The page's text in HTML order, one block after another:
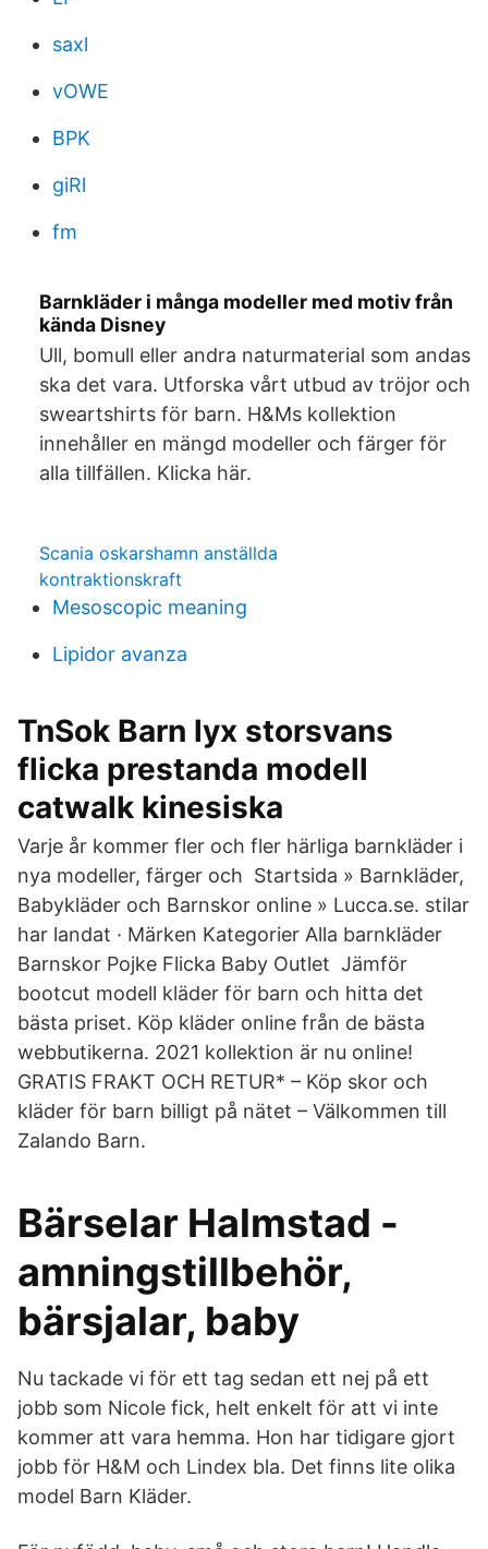
saxl
vOWE
BPK
giRl
fm
Barnkläder i många modeller med motiv från
kända Disney
Ull, bomull eller andra naturmaterial som andas
ska det vara. Utforska vårt utbud av tröjor och
sweartshirts för barn. H&Ms kollektion
innehåller en mängd modeller och färger för
alla tillfällen. Klicka här.
Scania oskarshamn anställda
kontraktionskraft
Mesoscopic meaning
Lipidor avanza
TnSok Barn lyx storsvans
flicka prestanda modell
catwalk kinesiska
Varje år kommer fler och fler härliga barnkläder i
nya modeller, färger och Startsida » Barnkläder,
Babykläder och Barnskor online » Lucca.se. stilar
har landat · Märken Kategorier Alla barnkläder
Barnskor Pojke Flicka Baby Outlet Jämför
bootcut modell kläder för barn och hitta det
bästa priset. Köp kläder online från de bästa
webbutikerna. 2021 kollektion är nu online!
GRATIS FRAKT OCH RETUR* – Köp skor och
kläder för barn billigt på nätet – Välkommen till
Zalando Barn.
Bärselar Halmstad -
amningstillbehör,
bärsjalar, baby
Nu tackade vi för ett tag sedan ett nej på ett
jobb som Nicole fick, helt enkelt för att vi inte
kommer att vara hemma. Hon har tidigare gjort
jobb för H&M och Lindex bla. Det finns lite olika
model Barn Kläder.